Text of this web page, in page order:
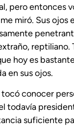
pero entonces
miró. Sus ojos
reptiliano.
hoy es
en sus ojos.
conocer
todavía
suficiente